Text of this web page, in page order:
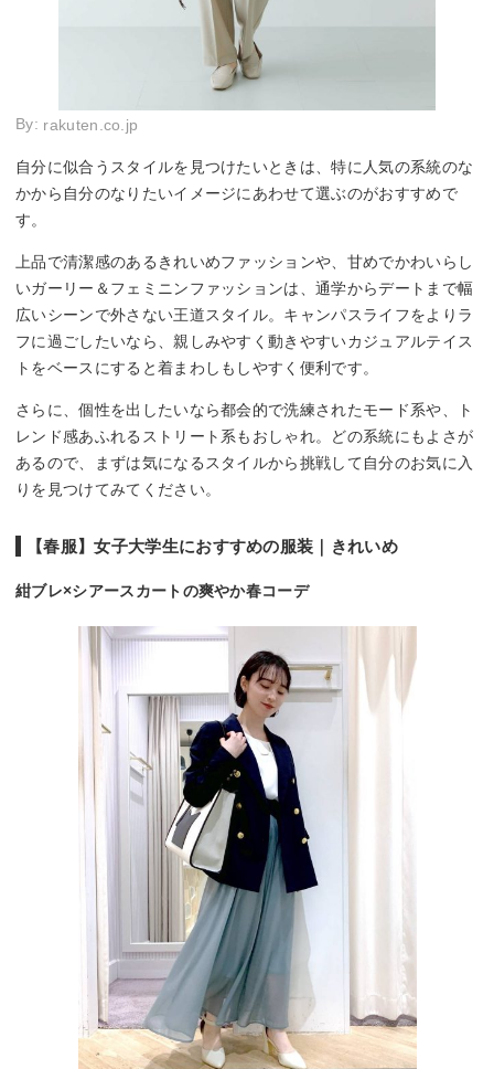
By: rakuten.co.jp
自分に似合うスタイルを見つけたいときは、特に人気の系統のな
かから自分のなりたいイメージにあわせて選ぶのがおすすめで
す。
上品で清潔感のあるきれいめファッションや、甘めでかわいらし
いガーリー＆フェミニンファッションは、通学からデートまで幅
広いシーンで外さない王道スタイル。キャンパスライフをよりラ
フに過ごしたいなら、親しみやすく動きやすいカジュアルテイス
トをベースにすると着まわしもしやすく便利です。
さらに、個性を出したいなら都会的で洗練されたモード系や、ト
レンド感あふれるストリート系もおしゃれ。どの系統にもよさが
あるので、まずは気になるスタイルから挑戦して自分のお気に入
りを見つけてみてください。
【春服】女子大学生におすすめの服装｜きれいめ
紺ブレ×シアースカートの爽やか春コーデ